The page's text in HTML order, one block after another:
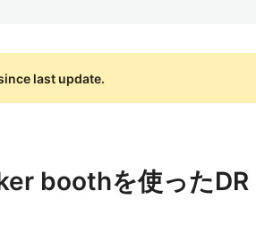
last update.
boothを使ったDR